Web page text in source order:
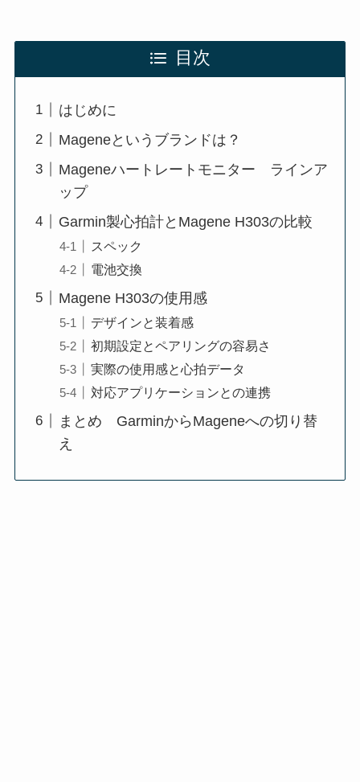
目次
はじめに
Mageneというブランドは？
Mageneハートレートモニター ラインア
ップ
Garmin製心拍計とMagene H303の比較
スペック
電池交換
Magene H303の使用感
デザインと装着感
初期設定とペアリングの容易さ
実際の使用感と心拍データ
対応アプリケーションとの連携
まとめ GarminからMageneへの切り替
え